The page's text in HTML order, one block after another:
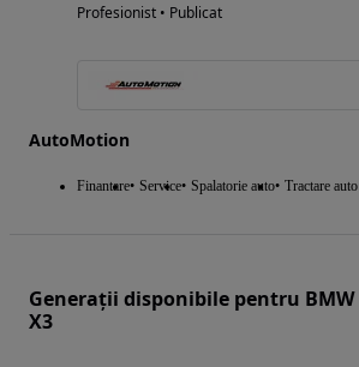
Profesionist • Publicat
AutoMotion
Finantare Service Spalatorie auto Tractare auto
Generații disponibile pentru BMW
X3